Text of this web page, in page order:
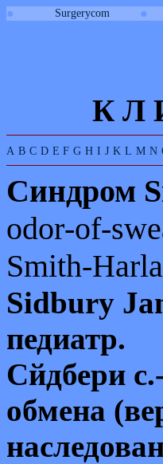
● Surgerycom ●
К Л
A B C D E F G H I J K L M N
Синдром
odor-of-
Smith-
Sidbury
педиатр.
Сйдбери
обмена